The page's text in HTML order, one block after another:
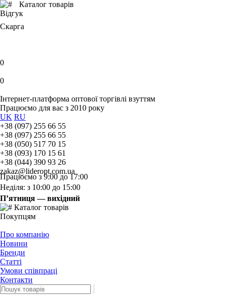
Каталог товарів
Відгук
Скарга
0
0
Інтернет-платформа оптової торгівлі взуттям
Працюємо для вас з 2010 року
UK RU
+38 (097) 255 66 55
+38 (097) 255 66 55
+38 (050) 517 70 15
+38 (093) 170 15 61
+38 (044) 390 93 26
zakaz@lideropt.com.ua
Працюємо з 9:00 до 17:00
Неділя: з 10:00 до 15:00
П’ятниця — вихідний
Каталог товарів
Покупцям
Про компанію
Новини
Бренди
Статті
Умови співпраці
Контакти